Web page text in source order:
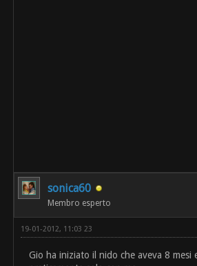
sonica60
Membro esperto
19-01-2012, 11:03 23
Gio ha iniziato il nido che aveva 8 mesi